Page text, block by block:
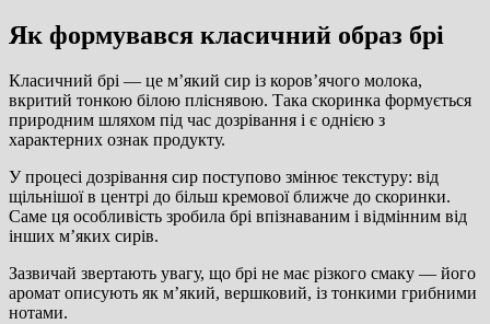
Як формувався класичний образ брі
Класичний брі — це м’який сир із коров’ячого молока,
вкритий тонкою білою пліснявою. Така скоринка формується
природним шляхом під час дозрівання і є однією з
характерних ознак продукту.
У процесі дозрівання сир поступово змінює текстуру: від
щільнішої в центрі до більш кремової ближче до скоринки.
Саме ця особливість зробила брі впізнаваним і відмінним від
інших м’яких сирів.
Зазвичай звертають увагу, що брі не має різкого смаку — його
аромат описують як м’який, вершковий, із тонкими грибними
нотами.